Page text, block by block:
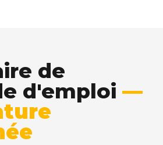
de
d'emploi —